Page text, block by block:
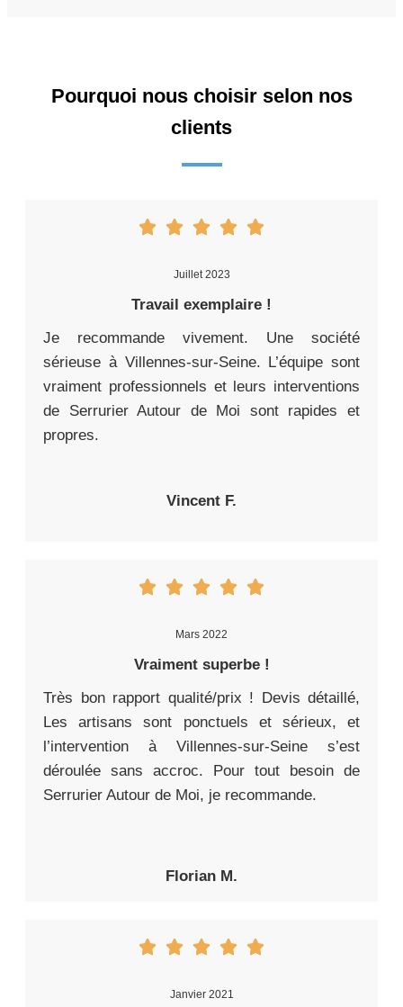
Pourquoi nous choisir selon nos
clients
Juillet 2023
Travail exemplaire !
Je recommande vivement. Une société
sérieuse à Villennes-sur-Seine. L’équipe sont
vraiment professionnels et leurs interventions
de Serrurier Autour de Moi sont rapides et
propres.
Vincent F.
Mars 2022
Vraiment superbe !
Très bon rapport qualité/prix ! Devis détaillé,
Les artisans sont ponctuels et sérieux, et
l’intervention à Villennes-sur-Seine s’est
déroulée sans accroc. Pour tout besoin de
Serrurier Autour de Moi, je recommande.
Florian M.
Janvier 2021